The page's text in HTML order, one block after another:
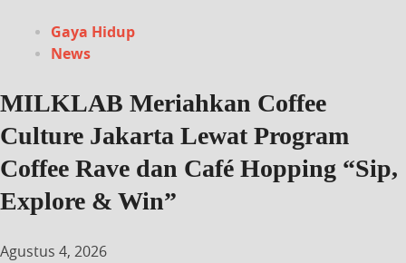
Gaya Hidup
News
MILKLAB Meriahkan Coffee
Culture Jakarta Lewat Program
Coffee Rave dan Café Hopping “Sip,
Explore & Win”
Agustus 4, 2026